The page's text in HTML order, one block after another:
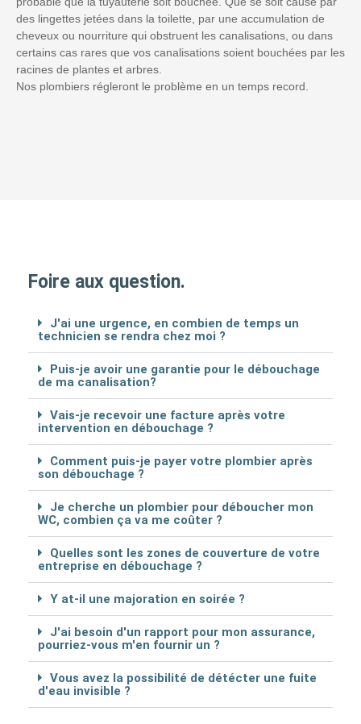
des lingettes jetées dans la toilette, par une accumulation de
cheveux ou nourriture qui obstruent les canalisations, ou dans
certains cas rares que vos canalisations soient bouchées par les
racines de plantes et arbres.
Nos plombiers régleront le problème en un temps record.
Foire aux question.
J'ai une urgence, en combien de temps un
technicien se rendra chez moi ?
Puis-je avoir une garantie pour le débouchage
de ma canalisation?
Vais-je recevoir une facture après votre
intervention en débouchage ?
Comment puis-je payer votre plombier après
son débouchage ?
Je cherche un plombier pour déboucher mon
WC, combien ça va me coûter ?
Quelles sont les zones de couverture de votre
entreprise en débouchage ?
Y at-il une majoration en soirée ?
J'ai besoin d'un rapport pour mon assurance,
pourriez-vous m'en fournir un ?
Vous avez la possibilité de détécter une fuite
d'eau invisible ?